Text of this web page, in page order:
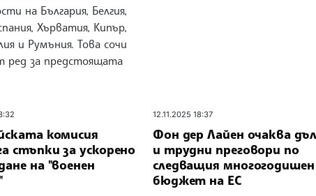
на България, Белгия,
Хърватия, Кипър,
и Румъния. Това сочи
ред за предстоящата
комисия
стъпки за ускорено
на "военен
12.11.2025 18:37
Фон дер Лайен очаква
и трудни преговори по
следващия многогодишен
бюджет на ЕС